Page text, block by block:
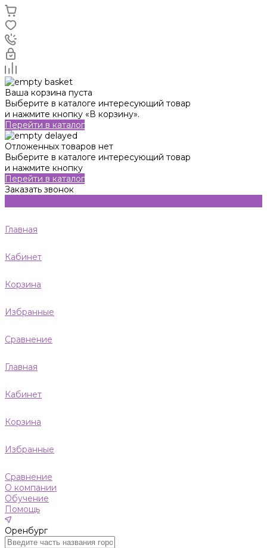
Ваша корзина пуста
Выберите в каталоге интересующий товар
и нажмите кнопку «В корзину».
Перейти в каталог
Отложенных товаров нет
Выберите в каталоге интересующий товар
и нажмите кнопку
Перейти в каталог
Заказать звонок
Главная
Кабинет
Корзина
Избранные
Сравнение
Главная
Кабинет
Корзина
Избранные
Сравнение
О компании
Обучение
Помощь
Оренбург